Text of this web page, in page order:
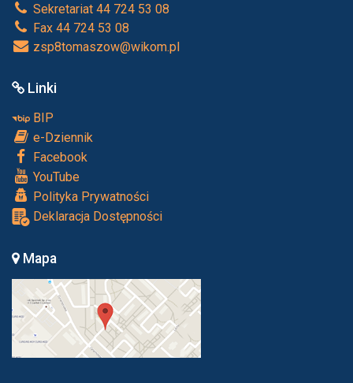
Sekretariat 44 724 53 08
Fax 44 724 53 08
zsp8tomaszow@wikom.pl
Linki
BIP
e-Dziennik
Facebook
YouTube
Polityka Prywatności
Deklaracja Dostępności
Mapa